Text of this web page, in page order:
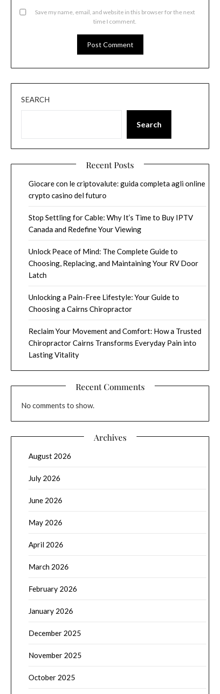
Save my name, email, and website in this browser for the next
time I comment.
SEARCH
Search
Recent Posts
Giocare con le criptovalute: guida completa agli online
crypto casino del futuro
Stop Settling for Cable: Why It’s Time to Buy IPTV
Canada and Redefine Your Viewing
Unlock Peace of Mind: The Complete Guide to
Choosing, Replacing, and Maintaining Your RV Door
Latch
Unlocking a Pain-Free Lifestyle: Your Guide to
Choosing a Cairns Chiropractor
Reclaim Your Movement and Comfort: How a Trusted
Chiropractor Cairns Transforms Everyday Pain into
Lasting Vitality
Recent Comments
No comments to show.
Archives
August 2026
July 2026
June 2026
May 2026
April 2026
March 2026
February 2026
January 2026
December 2025
November 2025
October 2025